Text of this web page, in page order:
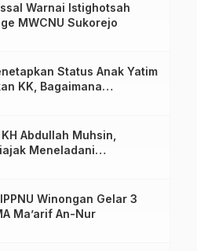
Warnai Istighotsah
MWCNU Sukorejo
Status Anak Yatim
KK, Bagaimana
Abdullah Muhsin,
Meneladani
IPPNU Winongan Gelar 3
Ma’arif An-Nur